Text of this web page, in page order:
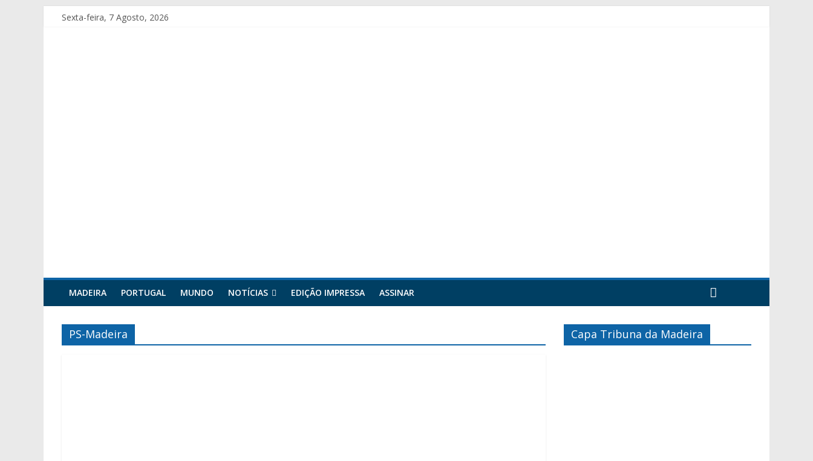
Sexta-feira, 7 Agosto, 2026
MADEIRA PORTUGAL MUNDO NOTÍCIAS EDIÇÃO IMPRESSA ASSINAR
PS-Madeira Capa Tribuna da Madeira